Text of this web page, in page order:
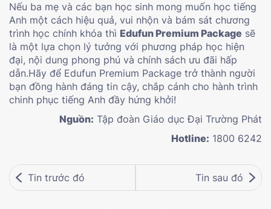
Nếu ba mẹ và các bạn học sinh mong muốn học tiếng
Anh một cách hiệu quả, vui nhộn và bám sát chương
trình học chính khóa thì Edufun Premium Package sẽ
là một lựa chọn lý tưởng với phương pháp học hiện
đại, nội dung phong phú và chính sách ưu đãi hấp
dẫn.Hãy để Edufun Premium Package trở thành người
bạn đồng hành đáng tin cậy, chắp cánh cho hành trình
chinh phục tiếng Anh đầy hứng khởi!
Nguồn: Tập đoàn Giáo dục Đại Trường Phát
Hotline: 1800 6242
Tin trước đó Tin sau đó